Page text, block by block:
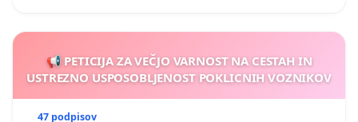
📢 PETICIJA ZA VEČJO VARNOST NA CESTAH IN
USTREZNO USPOSOBLJENOST POKLICNIH VOZNIKOV
47 podpisov